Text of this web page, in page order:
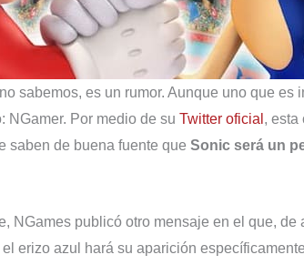
sabemos, es un rumor. Aunque uno que es
NGamer. Por medio de su Twitter oficial , esta
saben de buena fuente que Sonic será un
NGames publicó otro mensaje en el que, de
erizo azul hará su aparición